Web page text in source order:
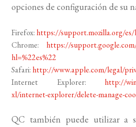
opciones de configuración de su
Firefox: https://support.mozilla.org/
Chrome: https://
hl=%22es%22
Safari: http://www.apple.com/legal/
Internet Explorer: http://
xl/internet-explorer/delete-manage-
QC también puede utilizar a